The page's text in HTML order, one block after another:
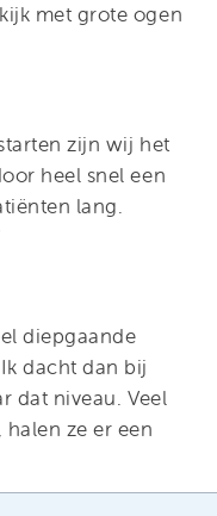
met grote ogen
zijn wij het
heel snel een
lang.
diepgaande
dacht dan bij
dat niveau. Veel
ze er een